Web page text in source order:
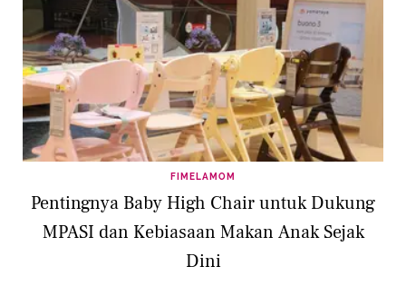
FIMELAMOM
Pentingnya Baby High Chair untuk Dukung
MPASI dan Kebiasaan Makan Anak Sejak
Dini